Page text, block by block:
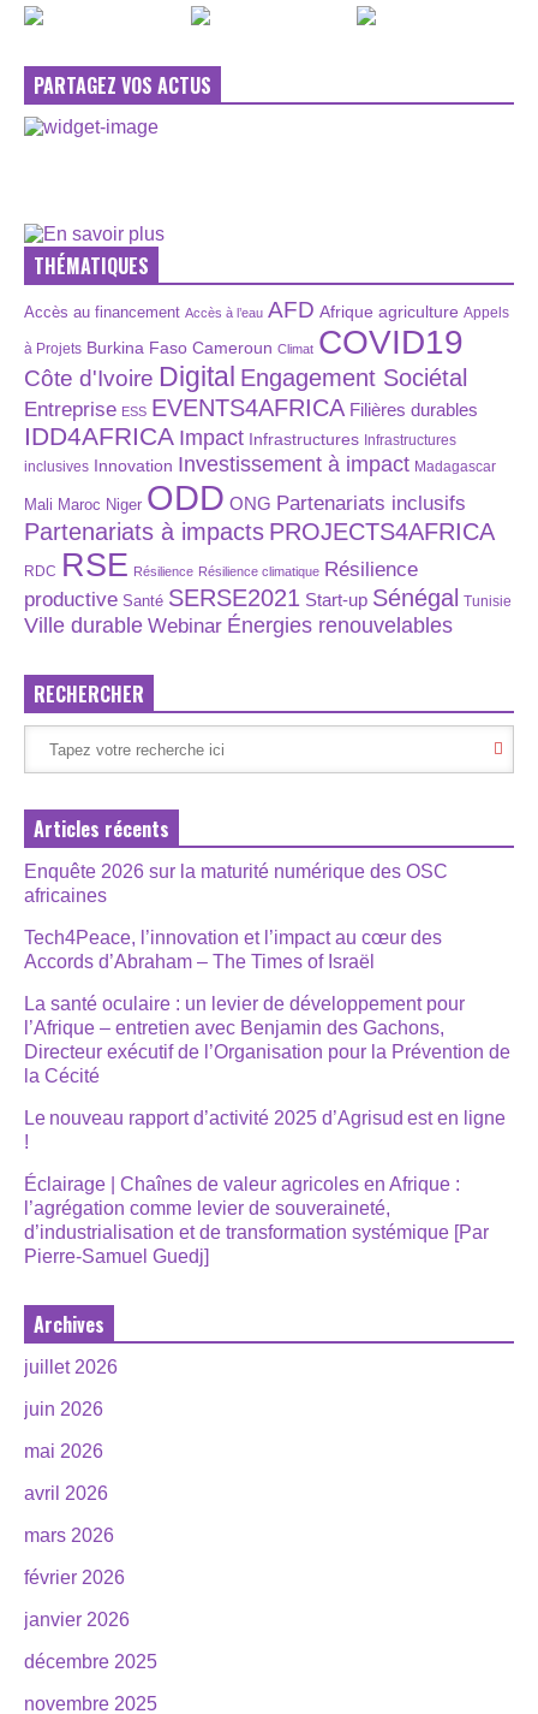
PARTAGEZ VOS ACTUS
THÉMATIQUES
Accès au financement Accès à l’eau AFD Afrique agriculture Appels
à Projets Burkina Faso Cameroun Climat COVID19
Côte d'Ivoire Digital Engagement Sociétal
Entreprise ESS EVENTS4AFRICA Filières durables
IDD4AFRICA Impact Infrastructures Infrastructures
inclusives Innovation Investissement à impact Madagascar
Mali Maroc Niger ODD ONG Partenariats inclusifs
Partenariats à impacts PROJECTS4AFRICA
RDC RSE Résilience Résilience climatique Résilience
productive Santé SERSE2021 Start-up Sénégal Tunisie
Ville durable Webinar Énergies renouvelables
RECHERCHER
Articles récents
Enquête 2026 sur la maturité numérique des OSC
africaines
Tech4Peace, l’innovation et l’impact au cœur des
Accords d’Abraham – The Times of Israël
La santé oculaire : un levier de développement pour
l’Afrique – entretien avec Benjamin des Gachons,
Directeur exécutif de l’Organisation pour la Prévention de
la Cécité
Le nouveau rapport d’activité 2025 d’Agrisud est en ligne
!
Éclairage | Chaînes de valeur agricoles en Afrique :
l’agrégation comme levier de souveraineté,
d’industrialisation et de transformation systémique [Par
Pierre-Samuel Guedj]
Archives
juillet 2026
juin 2026
mai 2026
avril 2026
mars 2026
février 2026
janvier 2026
décembre 2025
novembre 2025